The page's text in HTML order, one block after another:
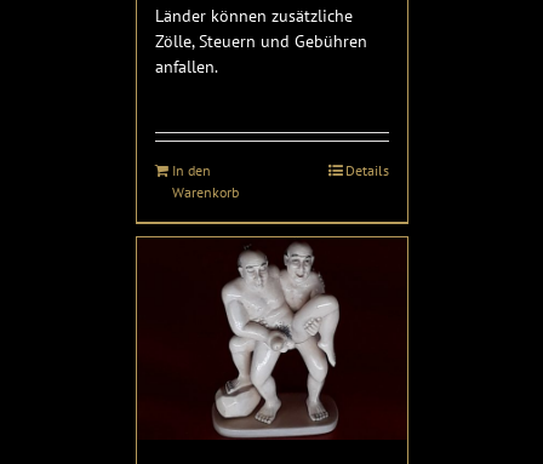
Länder können zusätzliche
Zölle, Steuern und Gebühren
anfallen.
In den
Warenkorb
Details